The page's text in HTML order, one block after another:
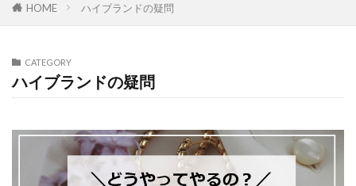
HOME ハイブランドの疑問
CATEGORY
ハイブランドの疑問